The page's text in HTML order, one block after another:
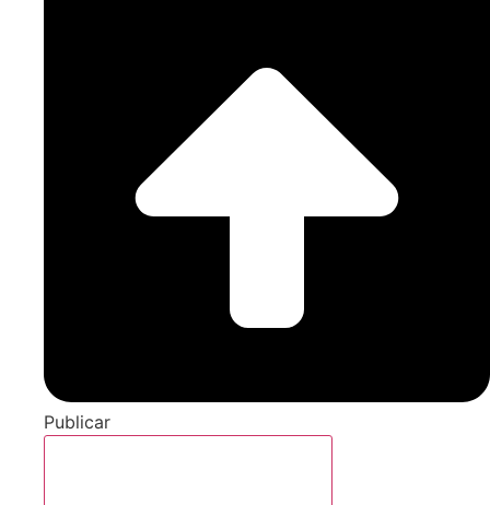
Publicar